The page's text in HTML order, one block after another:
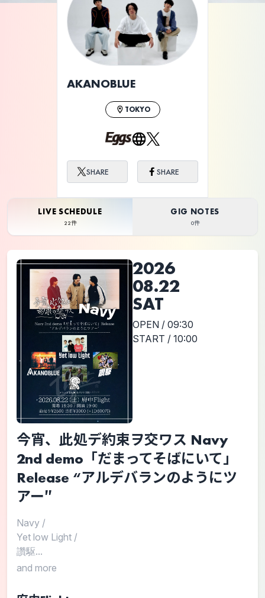
ライブ体験をもっと楽しく、もっと便利
AKANOBLUE
TOKYO
SHARE SHARE
LIVE SCHEDULE
22件
GIG NOTES
0件
2026
08.22
SAT
OPEN / 09:30
START / 10:00
今宵、此処デ約束ヲ交ワス Navy
2nd demo「だまってそばにいて」
Release “アルデバランのようにツ
アー″
Navy /
Yet low Light /
讚駆...
and more